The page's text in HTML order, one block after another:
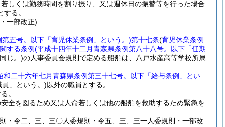
しくは勤務時間を割り振り、又は週休日の振替等を行った場合
る。
一部改正)
五号。以下「育児休業条例」という。)第十七条(育児休業条例
する条例(平成十四年十二月青森県条例第八十八号。以下「任期
じ。)の人事委員会規則で定める船舶は、八戸水産高等学校所属
和二十六年七月青森県条例第三十七号。以下「給与条例」とい
」という。)以外の職員とする。
。
全を図るため又は人命若しくは他の船舶を救助するため緊急を
・令二、三、三〇人委規則・令五、三、三一人委規則・一部改